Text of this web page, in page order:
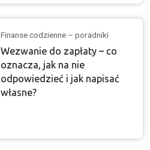
Finanse codzienne – poradniki
Wezwanie do zapłaty – co
oznacza, jak na nie
odpowiedzieć i jak napisać
własne?